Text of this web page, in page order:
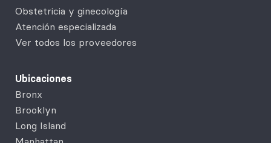
Obstetricia y ginecología
Atención especializada
Ver todos los proveedores
Ubicaciones
Bronx
Brooklyn
Long Island